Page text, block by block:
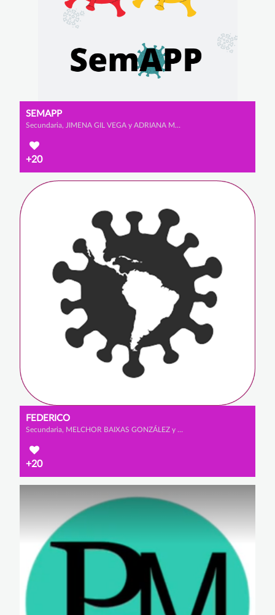
SEMAPP
Secundaria, JIMENA GIL VEGA y ADRIANA MORALES REDONDO
+20
FEDERICO
Secundaria, MELCHOR BAIXAS GONZÁLEZ y ALEJANDRO SANZ CABRERIZO
+20